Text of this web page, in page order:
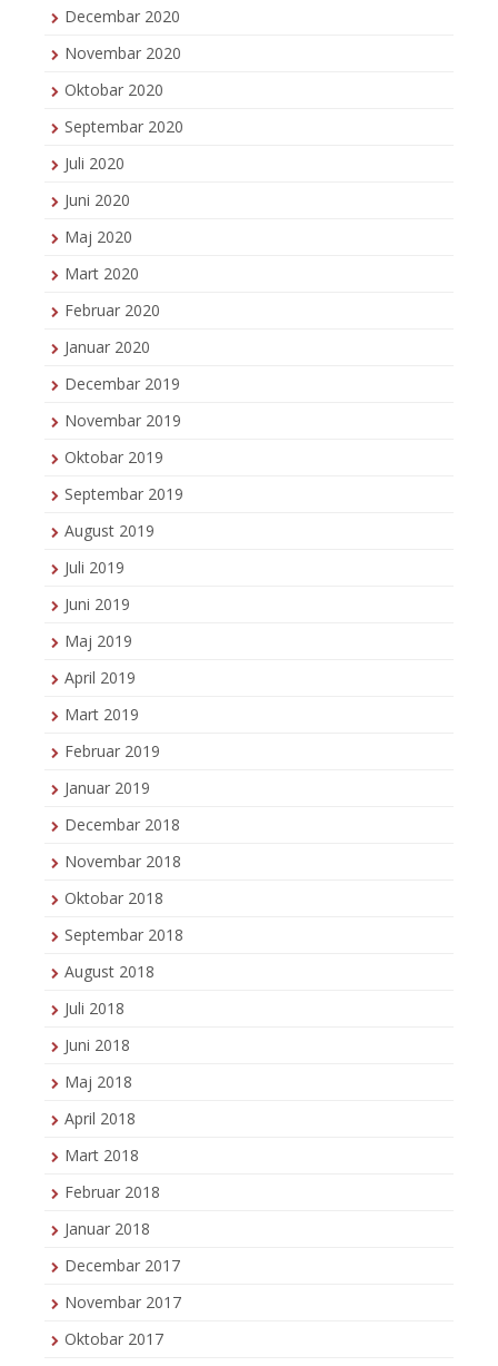
Decembar 2020
Novembar 2020
Oktobar 2020
Septembar 2020
Juli 2020
Juni 2020
Maj 2020
Mart 2020
Februar 2020
Januar 2020
Decembar 2019
Novembar 2019
Oktobar 2019
Septembar 2019
August 2019
Juli 2019
Juni 2019
Maj 2019
April 2019
Mart 2019
Februar 2019
Januar 2019
Decembar 2018
Novembar 2018
Oktobar 2018
Septembar 2018
August 2018
Juli 2018
Juni 2018
Maj 2018
April 2018
Mart 2018
Februar 2018
Januar 2018
Decembar 2017
Novembar 2017
Oktobar 2017